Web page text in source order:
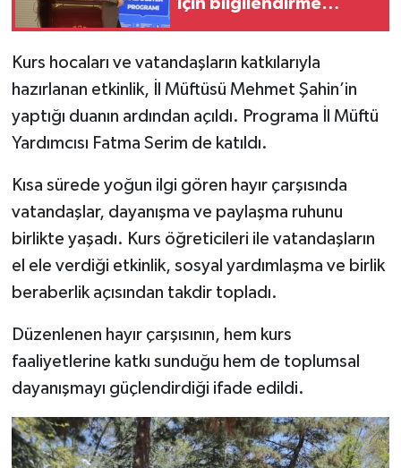
Kurs hocaları ve vatandaşların katkılarıyla
hazırlanan etkinlik, İl Müftüsü Mehmet Şahin’in
yaptığı duanın ardından açıldı. Programa İl Müftü
Yardımcısı Fatma Serim de katıldı.
Kısa sürede yoğun ilgi gören hayır çarşısında
vatandaşlar, dayanışma ve paylaşma ruhunu
birlikte yaşadı. Kurs öğreticileri ile vatandaşların
el ele verdiği etkinlik, sosyal yardımlaşma ve birlik
beraberlik açısından takdir topladı.
Düzenlenen hayır çarşısının, hem kurs
faaliyetlerine katkı sunduğu hem de toplumsal
dayanışmayı güçlendirdiği ifade edildi.
DÜNYA